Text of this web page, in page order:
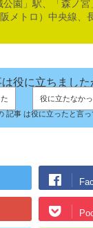
園」駅、「森ノ宮
メトロ）中央線、
役に立ちました
役に立たなか
記事 は役に立ったと言っ